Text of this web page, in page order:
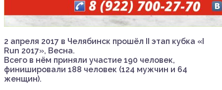
2 апреля 2017 в Челябинск прошёл II этап кубка «I
Run 2017», Весна.
Всего в нём приняли участие 190 человек,
финишировали 188 человек (124 мужчин и 64
женщин).